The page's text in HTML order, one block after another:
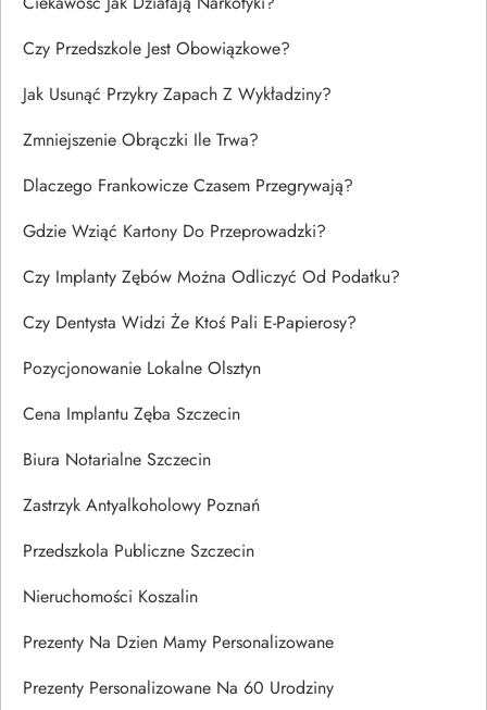
Czy Przedszkole Jest Obowiązkowe?
Jak Usunąć Przykry Zapach Z Wykładziny?
Zmniejszenie Obrączki Ile Trwa?
Dlaczego Frankowicze Czasem Przegrywają?
Gdzie Wziąć Kartony Do Przeprowadzki?
Czy Implanty Zębów Można Odliczyć Od Podatku?
Czy Dentysta Widzi Że Ktoś Pali E-Papierosy?
Pozycjonowanie Lokalne Olsztyn
Cena Implantu Zęba Szczecin
Biura Notarialne Szczecin
Zastrzyk Antyalkoholowy Poznań
Przedszkola Publiczne Szczecin
Nieruchomości Koszalin
Prezenty Na Dzien Mamy Personalizowane
Prezenty Personalizowane Na 60 Urodziny